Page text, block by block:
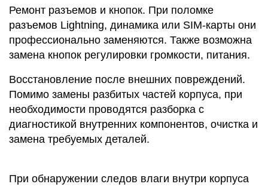
Ремонт разъемов и кнопок. При поломке
разъемов Lightning, динамика или SIM-карты они
профессионально заменяются. Также возможна
замена кнопок регулировки громкости, питания.
Восстановление после внешних повреждений.
Помимо замены разбитых частей корпуса, при
необходимости проводятся разборка с
диагностикой внутренних компонентов, очистка и
замена требуемых деталей.
При обнаружении следов влаги внутри корпуса